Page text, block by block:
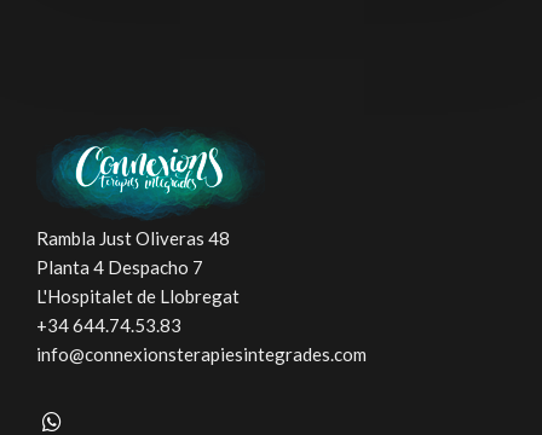
Rambla Just Oliveras 48
Planta 4 Despacho 7
L'Hospitalet de Llobregat
+34 644.74.53.83
info@connexionsterapiesintegrades.com